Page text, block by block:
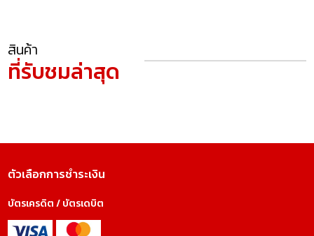
สินค้า
ที่รับชมล่าสุด
ตัวเลือกการชำระเงิน
บัตรเครดิต / บัตรเดบิต